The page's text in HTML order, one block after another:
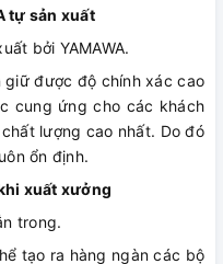
tự sản xuất
bởi YAMAWA.
được độ chính xác cao
cung ứng cho các khách
lượng cao nhất. Do đó
ổn định.
xuất xưởng
trong.
tạo ra hàng ngàn các bộ